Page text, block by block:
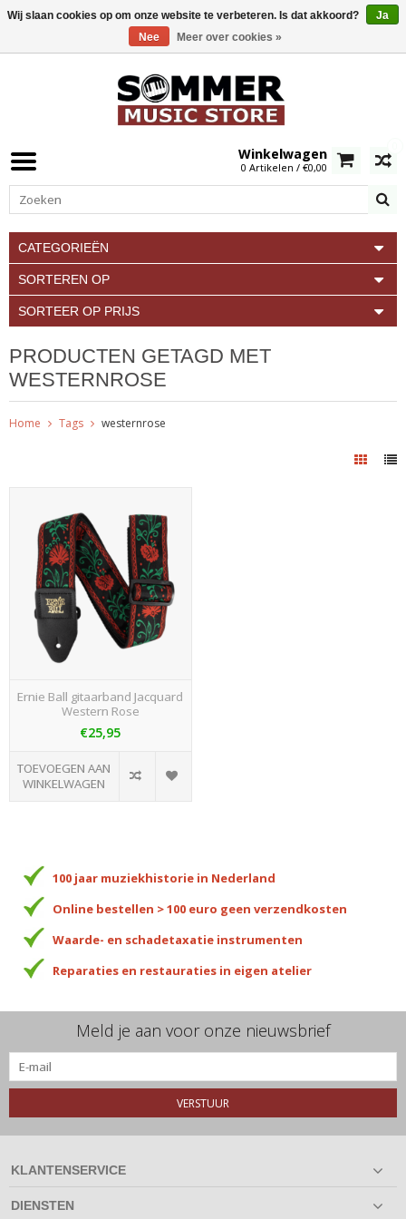
Winkelwagen
0 Artikelen / €0,00
CATEGORIEËN
SORTEREN OP
SORTEER OP PRIJS
PRODUCTEN GETAGD MET
WESTERNROSE
Home Tags westernrose
Ernie Ball gitaarband Jacquard
Western Rose
€25,95
TOEVOEGEN AAN
WINKELWAGEN
100 jaar muziekhistorie in Nederland
Online bestellen > 100 euro geen verzendkosten
Waarde- en schadetaxatie instrumenten
Reparaties en restauraties in eigen atelier
Meld je aan voor onze nieuwsbrief
VERSTUUR
KLANTENSERVICE
DIENSTEN
Wij slaan cookies op om onze website te verbeteren. Is dat akkoord?
Ja
Nee
Meer over cookies »